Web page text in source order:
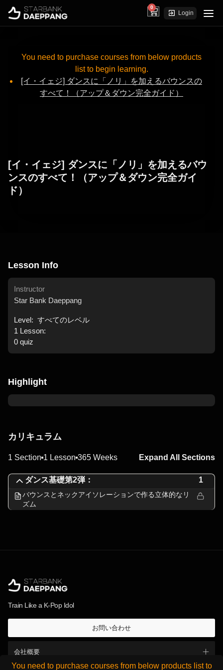
0
cart Login
[イ・イェジ] ダンスに「ノリ」を加えるバウ
ンスのすべて！（アップ＆ダウン完全ガイ
ド）
You need to purchase courses from below products
list to begin learning.
[イ・イェジ] ダンスに「ノリ」を加えるバウンスの
すべて！（アップ＆ダウン完全ガイド）
Highlight
カリキュラム
1 Section 1 Lesson 365 Weeks Expand All Sections
ダンス基礎第2弾： 1
バウンスとネックアイソレーションで作る立体的なリ
ズム
Lesson Info
Instructor
Star Bank Daeppang
Level: すべてのレベル
1 Lesson:
0 quiz
You need to purchase courses from below products list to
Train Like a K-Pop Idol
お問い合わせ
会社概要